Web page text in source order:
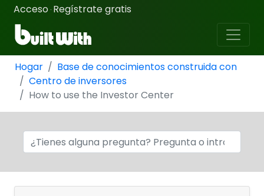
Acceso · Regístrate gratis
Hogar
Base de conocimientos construida con
Centro de inversores
How to use the Investor Center